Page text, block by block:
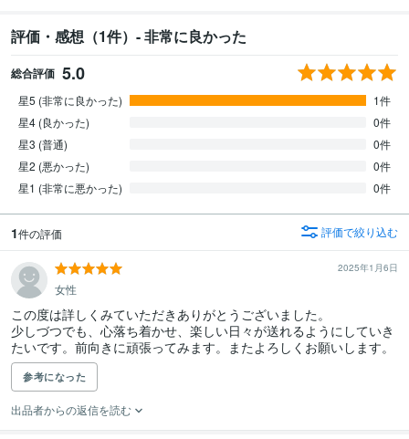
評価・感想（1件）- 非常に良かった
総合評価 5.0
星5 (非常に良かった)
1件
星4 (良かった)
0件
星3 (普通)
0件
星2 (悪かった)
0件
星1 (非常に悪かった)
0件
1件の評価 評価で絞り込む
2025年1月6日
女性
この度は詳しくみていただきありがとうございました。
少しづつでも、心落ち着かせ、楽しい日々が送れるようにしていき
たいです。前向きに頑張ってみます。またよろしくお願いします。
参考になった
出品者からの返信を読む